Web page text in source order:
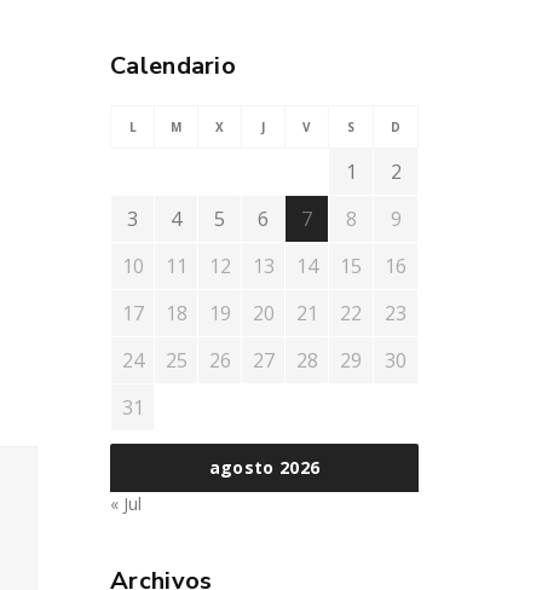
Calendario
agosto 2026
L M X J V S D
1
2
3
4 5 6 7 8
9
10
11 12 13 14 15
16
17
18 19 20 21 22
23
24
25 26 27 28 29
30
31
« Jul
Archivos